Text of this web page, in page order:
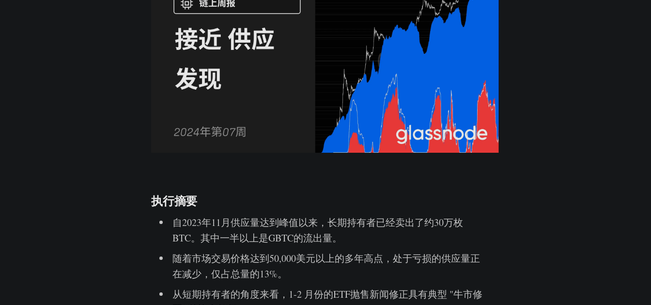
执行摘要
自2023年11月供应量达到峰值以来，长期持有者已经卖出了约30万枚
BTC。其中一半以上是GBTC的流出量。
随着市场交易价格达到50,000美元以上的多年高点，处于亏损的供应量正
在减少，仅占总量的13%。
从短期持有者的角度来看，1-2 月份的ETF抛售新闻修正具有典型 "牛市修